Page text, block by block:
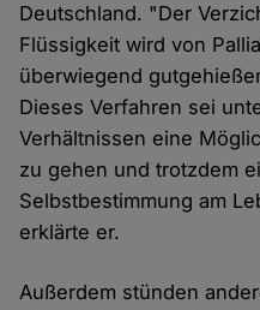
Deutschland. "Der
Flüssigkeit wird von
überwiegend
Dieses Verfahren sei
Verhältnissen eine
zu gehen und trotzdem
Selbstbestimmung am
erklärte er.
Außerdem stünden